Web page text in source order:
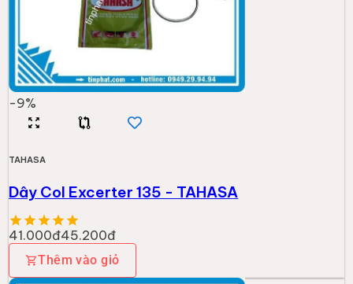
-9%
TAHASA
Dây Col Excerter 135 - TAHASA
41.000đ45.200đ
Thêm vào giỏ